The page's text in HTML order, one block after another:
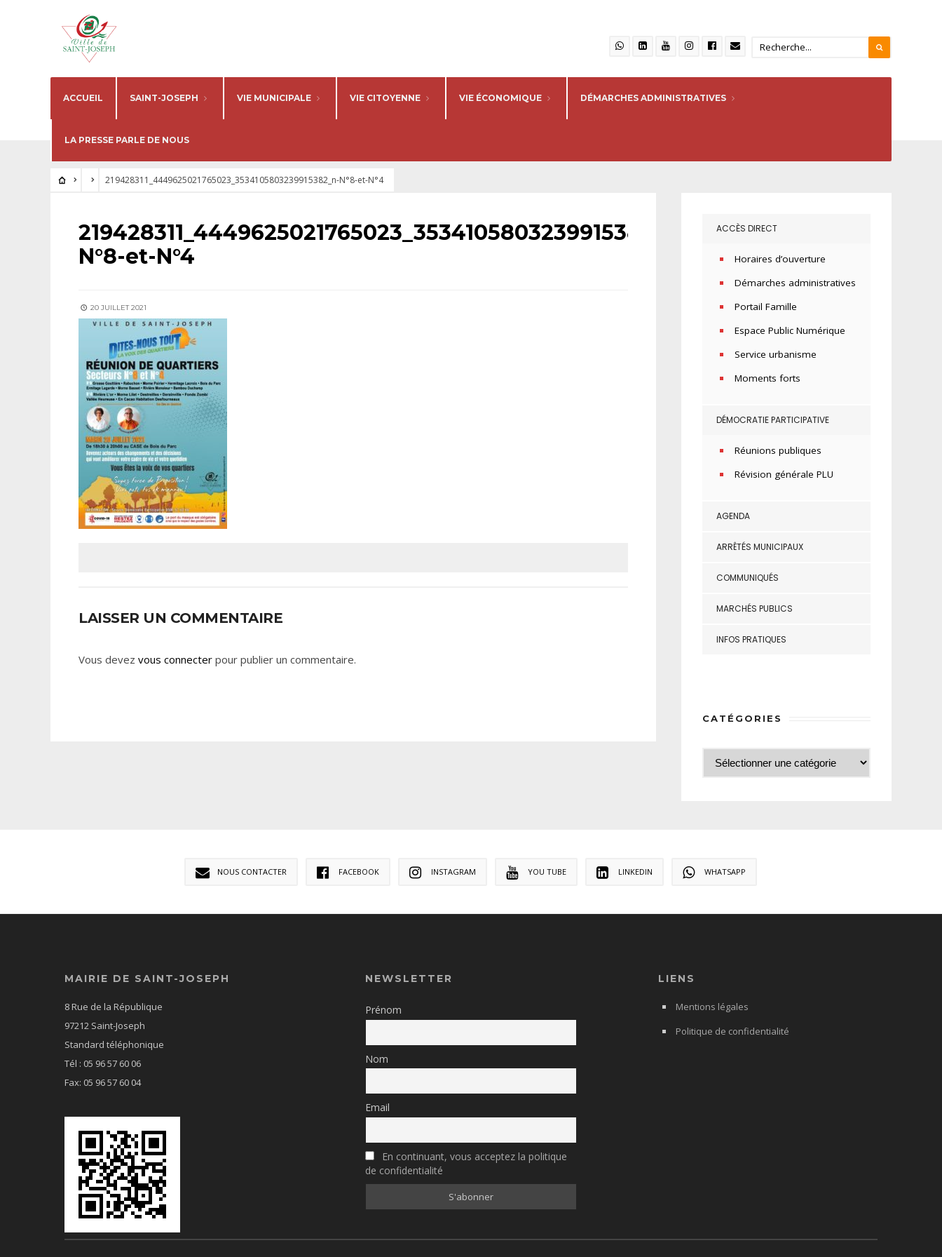
ACCUEIL SAINT-JOSEPH VIE MUNICIPALE VIE CITOYENNE VIE ÉCONOMIQUE DÉMARCHES ADMINISTRATIVES
LA PRESSE PARLE DE NOUS
219428311_4449625021765023_3534105803239915382_n-N°8-et-N°4
219428311_4449625021765023_3534105803239915382_n-
N°8-et-N°4
20 JUILLET 2021
LAISSER UN COMMENTAIRE
Vous devez vous connecter pour publier un commentaire.
ACCÈS DIRECT
Horaires d’ouverture
Démarches administratives
Portail Famille
Espace Public Numérique
Service urbanisme
Moments forts
DÉMOCRATIE PARTICIPATIVE
Réunions publiques
Révision générale PLU
AGENDA
ARRÊTÉS MUNICIPAUX
COMMUNIQUÉS
MARCHÉS PUBLICS
INFOS PRATIQUES
CATÉGORIES
NOUS CONTACTER FACEBOOK INSTAGRAM YOU TUBE LINKEDIN WHATSAPP
MAIRIE DE SAINT-JOSEPH
8 Rue de la République
97212 Saint-Joseph
Standard téléphonique
Tél : 05 96 57 60 06
Fax: 05 96 57 60 04
NEWSLETTER
Prénom
Nom
Email
En continuant, vous acceptez la politique
de confidentialité
LIENS
Mentions légales
Politique de confidentialité